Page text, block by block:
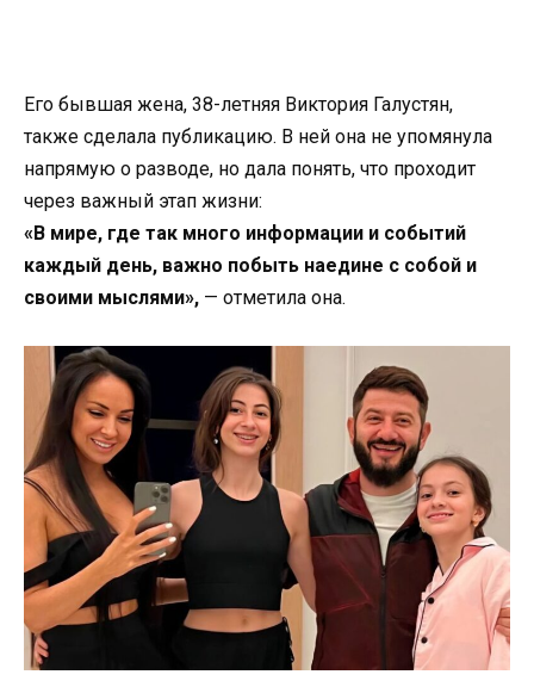
Его бывшая жена, 38-летняя Виктория Галустян,
также сделала публикацию. В ней она не упомянула
напрямую о разводе, но дала понять, что проходит
через важный этап жизни:
«В мире, где так много информации и событий
каждый день, важно побыть наедине с собой и
своими мыслями», — отметила она.